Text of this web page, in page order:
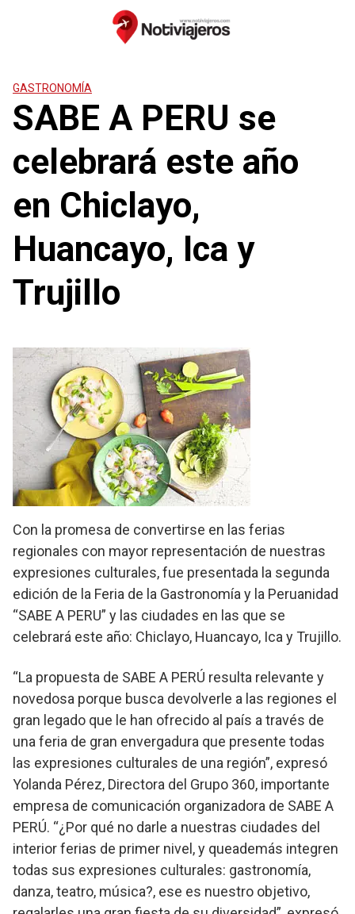
GASTRONOMÍA
SABE A PERU se
celebrará este año
en Chiclayo,
Huancayo, Ica y
Trujillo
Con la promesa de convertirse en las ferias
regionales con mayor representación de nuestras
expresiones culturales, fue presentada la segunda
edición de la Feria de la Gastronomía y la Peruanidad
“SABE A PERU” y las ciudades en las que se
celebrará este año: Chiclayo, Huancayo, Ica y Trujillo.
“La propuesta de SABE A PERÚ resulta relevante y
novedosa porque busca devolverle a las regiones el
gran legado que le han ofrecido al país a través de
una feria de gran envergadura que presente todas
las expresiones culturales de una región”, expresó
Yolanda Pérez, Directora del Grupo 360, importante
empresa de comunicación organizadora de SABE A
PERÚ. “¿Por qué no darle a nuestras ciudades del
interior ferias de primer nivel, y queademás integren
todas sus expresiones culturales: gastronomía,
danza, teatro, música?, ese es nuestro objetivo,